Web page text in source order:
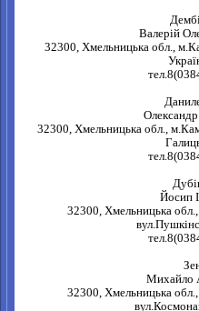
Валерій
32300, Хмельницька обл.,
32300, Хмельницька обл.,
Йосип
32300, Хмельницька
Михайло
32300, Хмельницька